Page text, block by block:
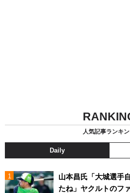
人気記事ランキ
Daily
山本昌氏「大城選手
たね」ヤクルトのフ